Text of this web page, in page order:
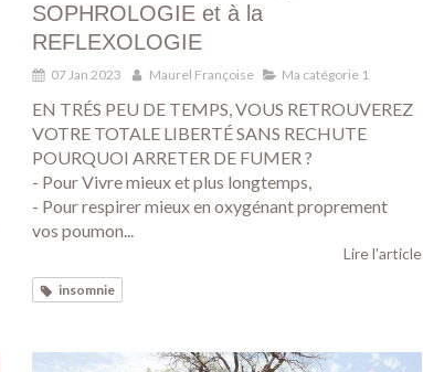
SOPHROLOGIE et à la
REFLEXOLOGIE
07 Jan 2023 Maurel Françoise Ma catégorie 1
EN TRÉS PEU DE TEMPS, VOUS RETROUVEREZ
VOTRE TOTALE LIBERTÉ SANS RECHUTE
POURQUOI ARRETER DE FUMER ?
- Pour Vivre mieux et plus longtemps,
- Pour respirer mieux en oxygénant proprement
vos poumon...
Lire l'article
insomnie